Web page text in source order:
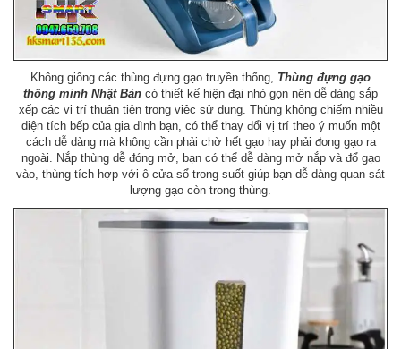
Không giống các thùng đựng gạo truyền thống, Thùng đựng gạo
thông minh Nhật Bản có thiết kế hiện đại nhỏ gọn nên dễ dàng sắp
xếp các vị trí thuận tiện trong việc sử dụng. Thùng không chiếm nhiều
diện tích bếp của gia đình bạn, có thể thay đổi vị trí theo ý muốn một
cách dễ dàng mà không cần phải chờ hết gạo hay phải đong gạo ra
ngoài. Nắp thùng dễ đóng mở, bạn có thể dễ dàng mở nắp và đổ gạo
vào, thùng tích hợp với ô cửa sổ trong suốt giúp bạn dễ dàng quan sát
lượng gạo còn trong thùng.